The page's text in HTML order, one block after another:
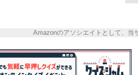
Amazonのアソシエイトとして、当